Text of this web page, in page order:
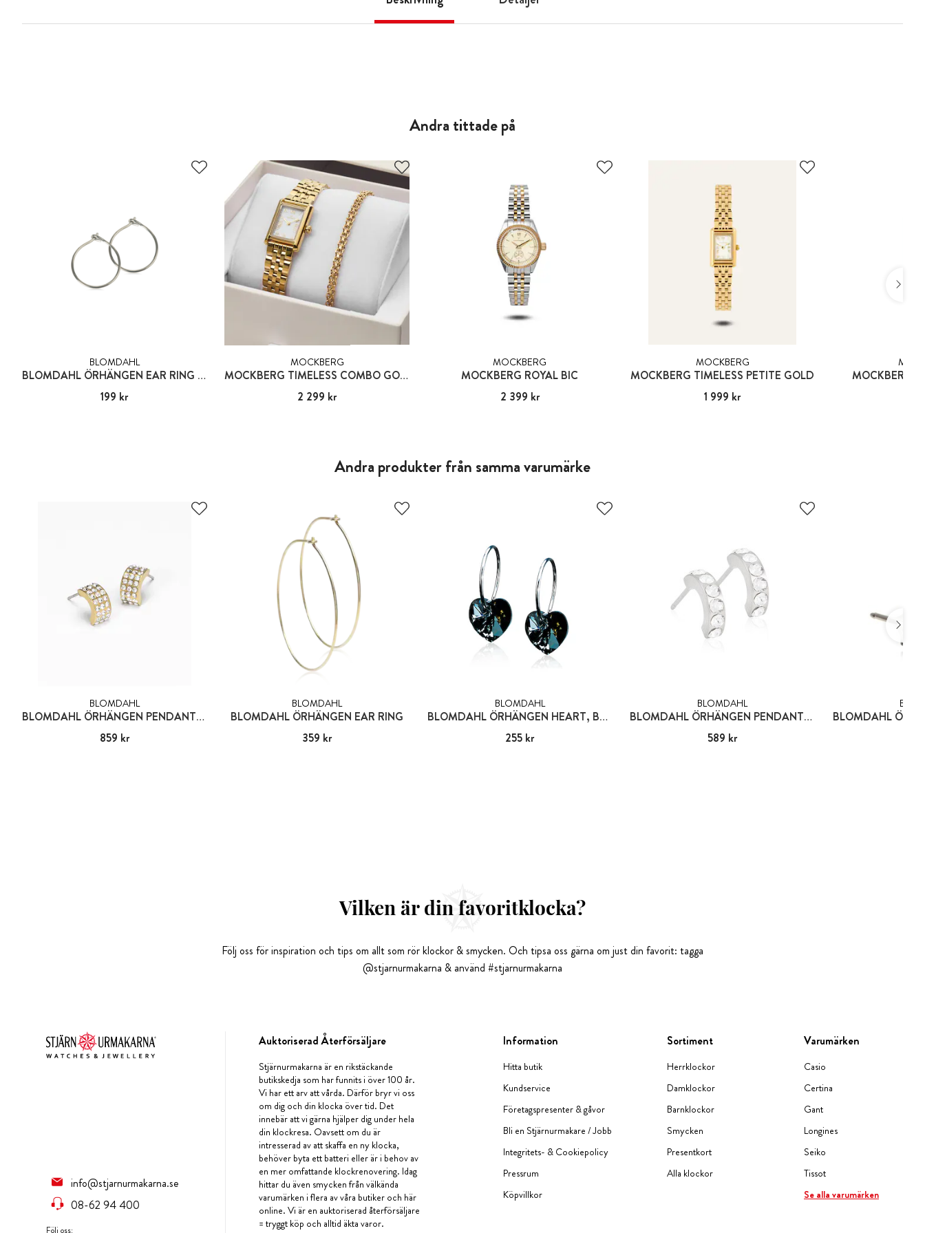
Andra tittade på
BLOMDAHL
BLOMDAHL ÖRHÄNGEN EAR RING 12 MM
Pris:199 kr
199 kr
MOCKBERG
MOCKBERG TIMELESS COMBO GOLD
Pris :2 299 kr
2 299 kr
MOCKBERG
MOCKBERG ROYAL BIC
Pris :2 399 kr
2 399 kr
MOCKBERG
MOCKBERG TIMELESS PETITE GOLD
Pris :1 999 kr
1 999 kr
MOCKBERG
Andra produkter från samma varumärke
BLOMDAHL
BLOMDAHL ÖRHÄNGEN PENDANT GRAND BRILLIANCE CURVED 10 MM, CRYSTAL
Pris:859 kr
859 kr
BLOMDAHL
BLOMDAHL ÖRHÄNGEN EAR RING
Pris:359 kr
359 kr
BLOMDAHL
BLOMDAHL ÖRHÄNGEN HEART, BLACK DIAMOND
Pris:255 kr
255 kr
BLOMDAHL
BLOMDAHL ÖRHÄNGEN PENDANT BRILLIANCE CURVED, CRYSTAL
Pris:589 kr
589 kr
Vilken är din favoritklocka?
Följ oss för inspiration och tips om allt som rör klockor & smycken. Och tipsa oss gärna om just din favorit: tagga
@stjarnurmakarna & använd #stjarnurmakarna
info@stjarnurmakarna.se
08-62 94 400
Följ oss:
Auktoriserad Återförsäljare
Stjärnurmakarna är en rikstäckande
butikskedja som har funnits i över 100 år.
Vi har ett arv att vårda. Därför bryr vi oss
om dig och din klocka över tid. Det
innebär att vi gärna hjälper dig under hela
din klockresa. Oavsett om du är
intresserad av att skaffa en ny klocka,
behöver byta ett batteri eller är i behov av
en mer omfattande klockrenovering. Idag
hittar du även smycken från välkända
varumärken i flera av våra butiker och här
online. Vi är en auktoriserad återförsäljare
= tryggt köp och alltid äkta varor.
Information
Hitta butik
Kundservice
Företagspresenter & gåvor
Bli en Stjärnurmakare / Jobb
Integritets- & Cookiepolicy
Pressrum
Köpvillkor
Sortiment
Herrklockor
Damklockor
Barnklockor
Smycken
Presentkort
Alla klockor
Varumärken
Casio
Certina
Gant
Longines
Seiko
Tissot
Se alla varumärken